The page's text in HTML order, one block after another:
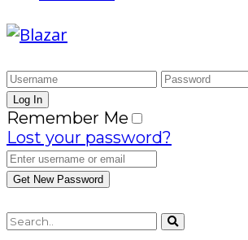
Remember Me
Lost your password?